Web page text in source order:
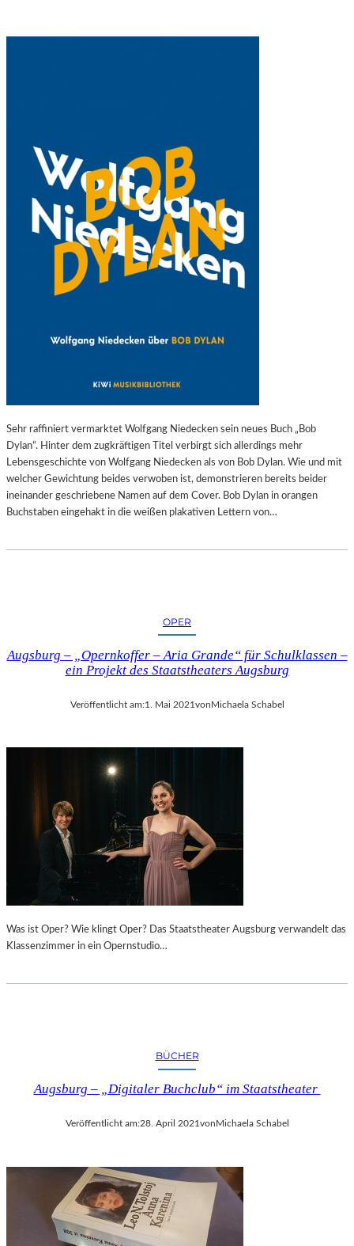
E
U
S
T
I
G
E
S
C
T
E
F
Ü
R
K
N
Sehr raffiniert vermarktet Wolfgang Niedecken sein neues Buch „Bob
Dylan“. Hinter dem zugkräftigen Titel verbirgt sich allerdings mehr
Lebensgeschichte von Wolfgang Niedecken als von Bob Dylan. Wie und mit
welcher Gewichtung beides verwoben ist, demonstrieren bereits beider
ineinander geschriebene Namen auf dem Cover. Bob Dylan in orangen
Buchstaben eingehakt in die weißen plakativen Lettern von…
OPER
Augsburg – „Opernkoffer – Aria Grande“ für Schulklassen –
ein Projekt des Staatstheaters Augsburg
Veröffentlicht am:1. Mai 2021vonMichaela Schabel
Was ist Oper? Wie klingt Oper? Das Staatstheater Augsburg verwandelt das
Klassenzimmer in ein Opernstudio…
BÜCHER
Augsburg – „Digitaler Buchclub“ im Staatstheater
Veröffentlicht am:28. April 2021 von Michaela Schabel